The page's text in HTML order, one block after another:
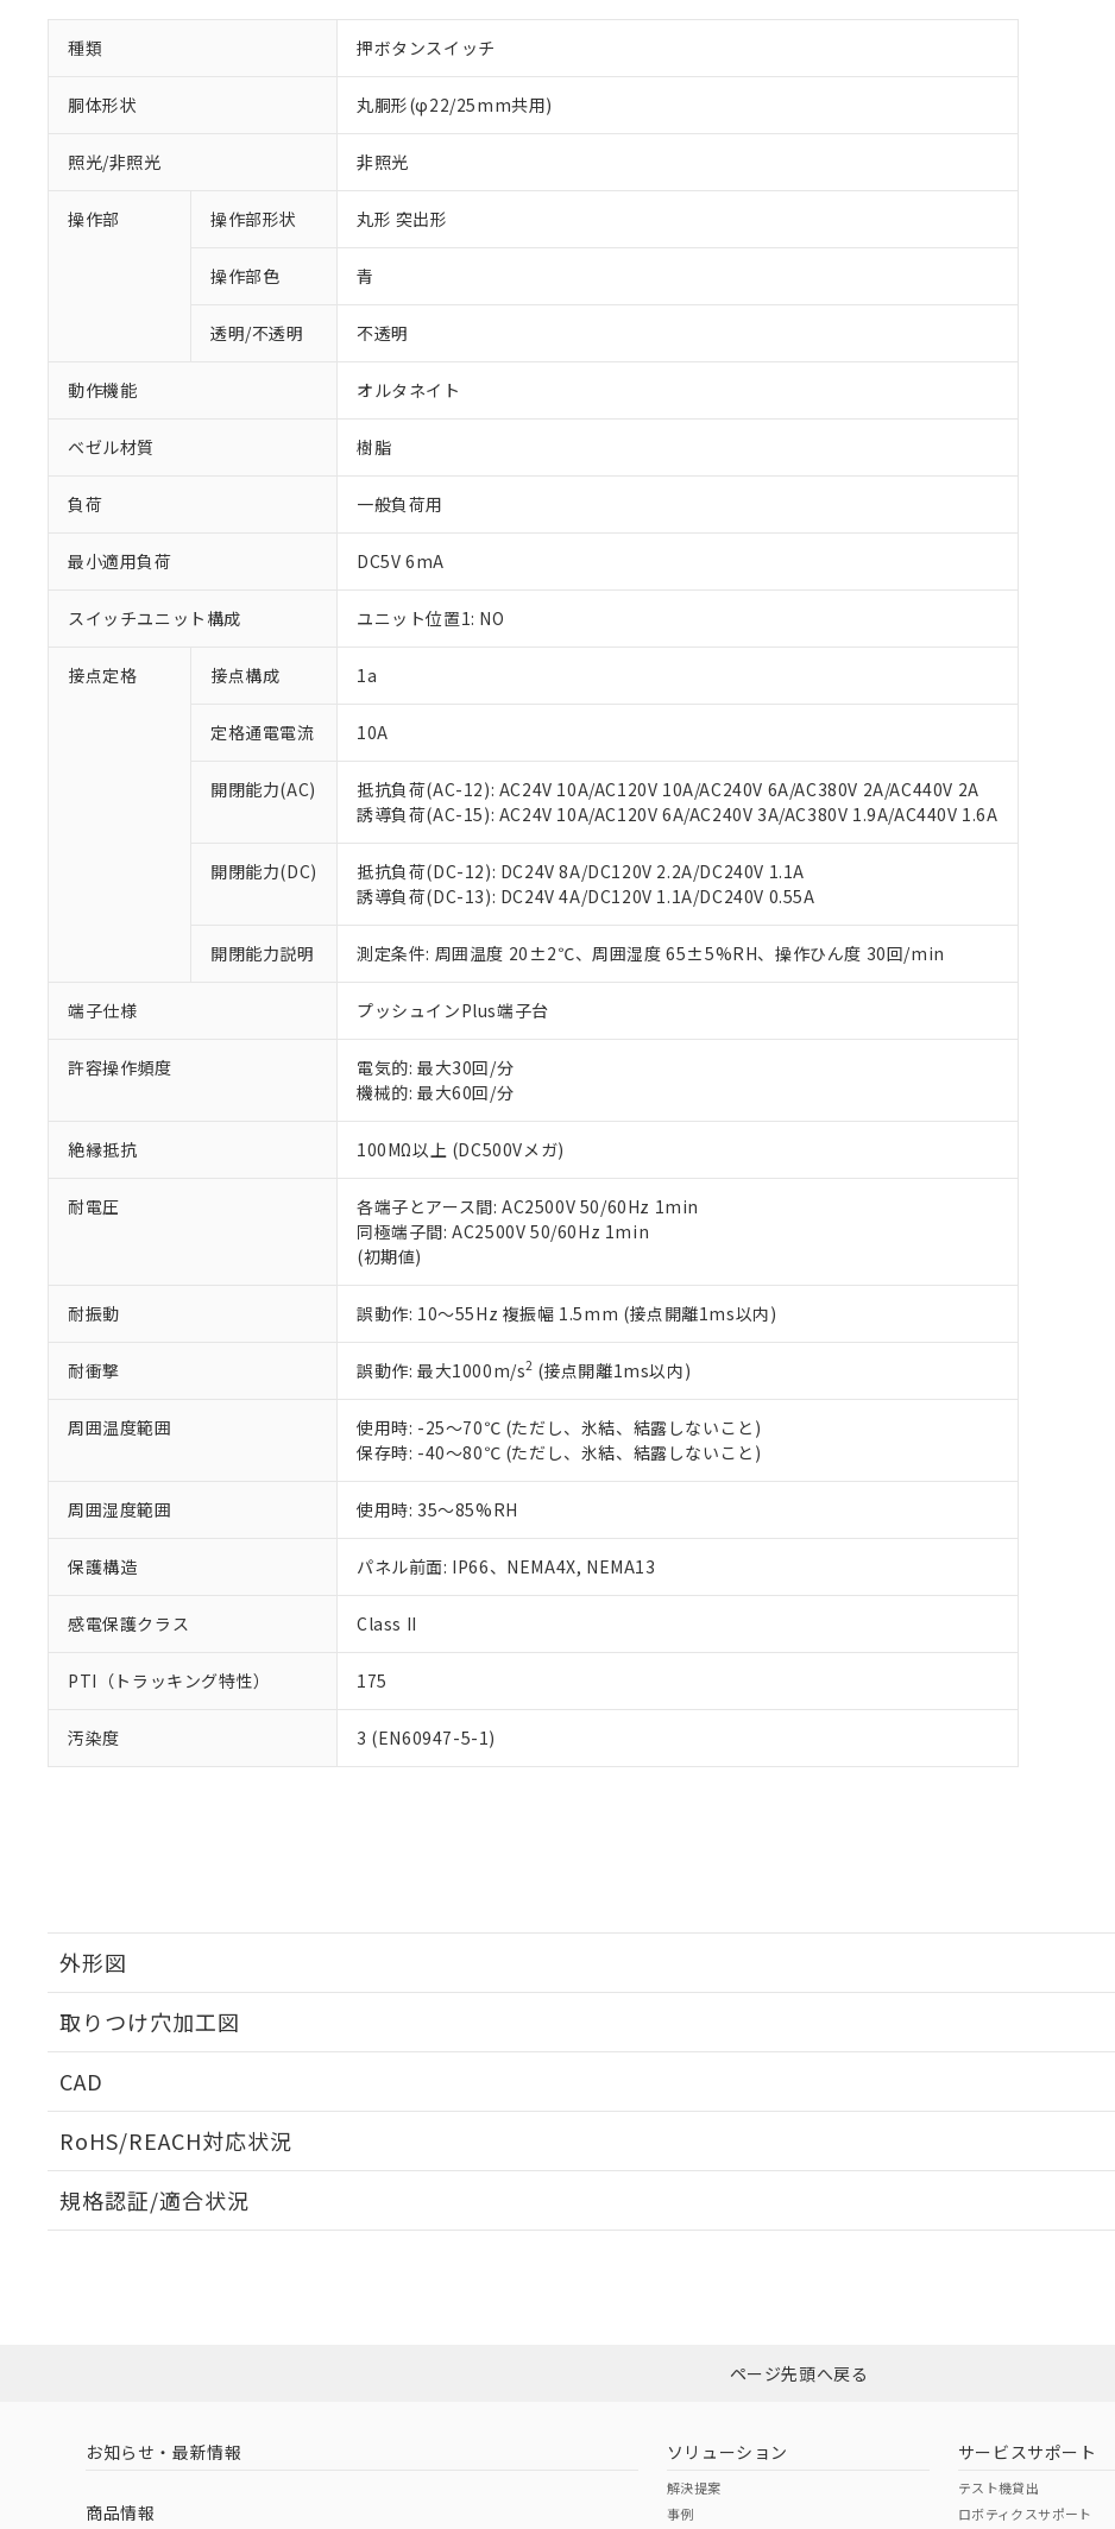
種類 押ボタンスイッチ
胴体形状 丸胴形(φ22/25mm共用)
照光/非照光 非照光
操作部 操作部形状 丸形 突出形
操作部色 青
透明/不透明 不透明
動作機能 オルタネイト
ベゼル材質 樹脂
負荷 一般負荷用
最小適用負荷 DC5V 6mA
スイッチユニット構成 ユニット位置1: NO
接点定格 接点構成 1a
定格通電電流 10A
開閉能力(AC)
抵抗負荷(AC-12): AC24V 10A/AC120V 10A/AC240V 6A/AC380V 2A/AC440V 2A
誘導負荷(AC-15): AC24V 10A/AC120V 6A/AC240V 3A/AC380V 1.9A/AC440V 1.6A
開閉能力(DC)
抵抗負荷(DC-12): DC24V 8A/DC120V 2.2A/DC240V 1.1A
誘導負荷(DC-13): DC24V 4A/DC120V 1.1A/DC240V 0.55A
開閉能力説明 測定条件: 周囲温度 20±2℃、周囲湿度 65±5%RH、操作ひん度 30回/min
端子仕様 プッシュインPlus端子台
許容操作頻度
電気的: 最大30回/分
機械的: 最大60回/分
絶縁抵抗 100MΩ以上 (DC500Vメガ)
耐電圧
各端子とアース間: AC2500V 50/60Hz 1min
同極端子間: AC2500V 50/60Hz 1min
(初期値)
耐振動 誤動作: 10～55Hz 複振幅 1.5mm (接点開離1ms以内)
耐衝撃 誤動作: 最大1000m/s2 (接点開離1ms以内)
周囲温度範囲
使用時: -25～70℃ (ただし、氷結、結露しないこと)
保存時: -40～80℃ (ただし、氷結、結露しないこと)
周囲湿度範囲 使用時: 35～85%RH
保護構造 パネル前面: IP66、NEMA4X, NEMA13
感電保護クラス Class II
PTI（トラッキング特性） 175
汚染度 3 (EN60947-5-1)
外形図
取りつけ穴加工図
CAD
RoHS/REACH対応状況
EU RoHS 注意事項・凡例
ダウンロードはこちら
中国 RoHS 注意事項・凡例
規格認証/適合状況
ご利用条件
以下の条件をお読みいただき、同意のうえご利用ください。
本サービスは、当社制御機器事業取扱商品の当社在庫状況および標準価格(税抜)を提供さ
くものです。
在庫状況および標準価格照会結果は、記載している更新日時点での社内データに基づき
のであり、閲覧された時点での実際の在庫および標準価格とは異なる場合があることをご
い。
正式な納期状況および標準価格はお客様のお取引先、またはお客様担当のオムロン制御
当社販売員にご相談ください。
オムロン制御機器販売店や当社販売拠点は「
す。
マイパーツ機能（部品リスト作成サービス）をご利用いただくには、I-Webメンバーズに
ている必要があります。
が、当社の製品・サービスに関するお客様との取引・商談に必要な範囲で利用することを
さい。
※当社の共同利用者とは、"個人情報の共同利用に関して"
いる法人を指します。
※1 対応状況
対応済み：EU RoHS指令（10物質）の非含有に対応した製品が提供可能な商品です。
対応予定：EU RoHS指令（10物質）の非含有に対応した製品に切り替える予定のある商品です
非該当品：ライセンス料など無形物で、有害物質有無と関係のない商品です。
仕入先様の事情により、非含有部品としていたものが、含有品と判明した場合などやむを得ず
があります。
*EU RoHS指令（10物質）：
鉛(Pb) 1000ppm以下、 水銀(Hg) 1000ppm以下、 カドミウム(Cd) 100ppm以下、
六価クロム(Cr(Ⅵ)) 1000ppm以下、ポリ臭化ビフェニル類(PBB) 1000ppm以下、ポリ臭化ジフェニルエーテル類(PBDE)
フタル酸ビス(2-エチルヘキシル) (DEHP)(別名：DOP) 1000ppm以下、フタル酸ブチルベンジル（BBP） 1000ppm以下、
ル（DBP） 1000ppm以下、フタル酸ジイソブチル (DIBP) 1000ppm以下
但し、RoHS指令で産業用監視および制御機器に対する適用除外項目は除く。
※2 対応予定月
部品在庫の切り替え状況などにより、予定月が前後することがあります。
※3 非含有証明書ダウンロード
下記の非含有証明書をダウンロードすることができます。
EU RoHS指令（10物質）の非含有証明書
51物質の非含有証明書（当社基準）
※本証明書は発行日時点で非含有を証明するもので、過去に遡って非含有を証明するものでは
また、RoHS指令のフタル酸エステル類４物質の対応では、対応完了までの期間は出荷製品
既に当社にて対応品への在庫切替を完了していることから、特段のことがない限り、2022年
り割愛しております。
※1 中国RoHS○×表
「×」：最大均質材料含有率が中国RoHSの基準値を超えていることを示します。
「－」：未確認です。当社販売部門へお問い合わせください。
*中国RoHS10物質の基準値 (GB/T26572)：
Pb(鉛) :1000ppm、 Hg(水銀) : 1000ppm、 Cd(カドミウム) : 100ppm、
Cr(Ⅵ)(六価クロム) : 1000ppm、 PBBs(ポリ臭化ビフェニル類) : 1000ppm、 PBDEs(ポリ臭化ジフェニルエーテル類) :
DBP(フタル酸ジブチル) : 1000ppm、 DIBP(フタル酸ジイソブチル) : 1000ppm、 BBP(フタル酸ブチルベンジル) :
DEHP(フタル酸ビス(2-エチルヘキシル)) : 1000ppm
※2 環境保護使用期限
「ｅ」：有害物質（10物質）のすべてが基準値以下であることを示します。
「10」：通常の使用状況下において有害物質が外部に漏えいし、環境に深刻な影響を及ぼさな
「－」：未確認です。当社販売部門へお問い合わせください。
当社は、これら貴社製品のうち、外国為替および外国貿易法に定める商品（以下｢規制貨
などの必要な手続きをとります。
当社は規制貨物を破棄する場合は、完全に破砕するなど、違法に輸出されないよう必要な
ます。
置等に一切使用いたしません。
当社は、貴社製品を第三者に販売する場合は、上記1、2および3の内容を当該第三者に通
また当社は、販売先および販売に係わる関係者が違法に輸出するおそれがある場合は、
たしません。
記
号
説明
○ 一定数以上の在庫あり
△ 一定数には満たないが在庫あり
－
在庫なし(最新の在庫状況については、お客様のお取引先、またはお客様担当のオム
機器販売店・当社販売員にご確認ください)
空
白
受注生産機種、また在庫状況の情報を公開していない機種
ページ先頭へ戻る
お知らせ・最新情報
商品情報
ソリューション
解決提案
事例
サービスサポート
テスト機貸出
ロボティクスサポート